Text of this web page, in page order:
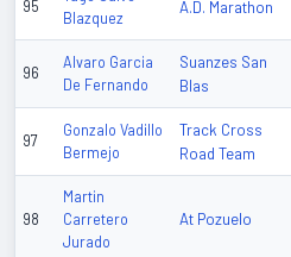
95
Blazquez
A.D. Marathon
96
Alvaro Garcia
De Fernando
Suanzes San
Blas
97
Gonzalo Vadillo
Bermejo
Track Cross
Road Team
98
Martin
Carretero
Jurado
At Pozuelo